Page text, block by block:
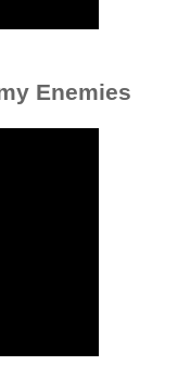
Enemies